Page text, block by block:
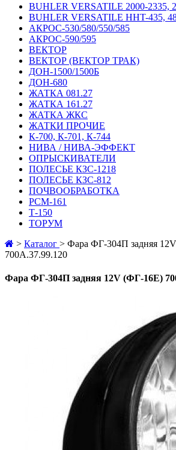
BUHLER VERSATILE 2000-2335,
BUHLER VERSATILE HHT-435,
АКРОС-530/580/550/585
АКРОС-590/595
ВЕКТОР
ВЕКТОР (ВЕКТОР ТРАК)
ДОН-1500/1500Б
ДОН-680
ЖАТКА 081.27
ЖАТКА 161.27
ЖАТКА ЖКС
ЖАТКИ ПРОЧИЕ
К-700, К-701, К-744
НИВА / НИВА-ЭФФЕКТ
ОПРЫСКИВАТЕЛИ
ПОЛЕСЬЕ КЗС-1218
ПОЛЕСЬЕ КЗС-812
ПОЧВООБРАБОТКА
РСМ-161
Т-150
ТОРУМ
> Каталог > Фара ФГ-304П задняя
700А.37.99.120
Фара ФГ-304П задняя 12V (ФГ-16Е)